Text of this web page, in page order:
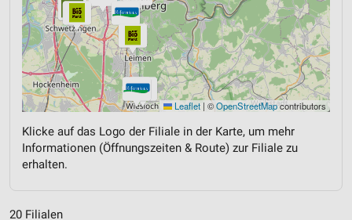
Leaflet | ©OpenStreetMapcontributors
Klicke auf das Logo der Filiale in der Karte, um mehr
Informationen (Öffnungszeiten & Route) zur Filiale zu
erhalten.
20 Filialen